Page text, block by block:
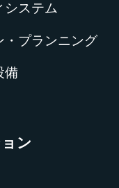
システム
・プランニング
備
ン